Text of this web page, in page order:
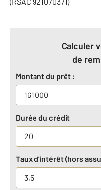
Calculer
de
Montant du prêt :
Durée du crédit
Taux d'intérêt (hors